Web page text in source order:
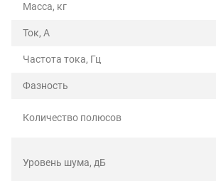
Масса, кг
Ток, А
Частота тока, Гц
Фазность
Количество полюсов
Уровень шума, дБ